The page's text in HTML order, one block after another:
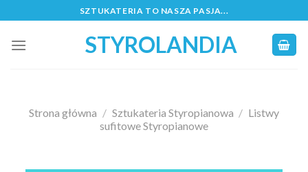
to
content
SZTUKATERIA TO NASZA PASJA...
STYROLANDIA
Strona główna / Sztukateria Styropianowa / Listwy
sufitowe Styropianowe